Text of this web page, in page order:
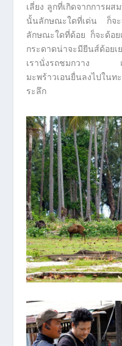
เลี่ยง ลูกที่เกิดจากการผ
นั้นลักษณะใดที่เด่น ก็จะ
ลักษณะใดที่ด้อย ก็จะด้อย
กระดาดน่าจะมียีนส์ด้อย
เรานั่งรถชมกวาง แล
มะพร้าวเอนยื่นลงไปใ
ระลึก